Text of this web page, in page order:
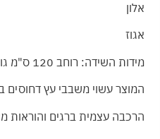
אלון
אגוז
מידות השידה: רוחב 120 ס"מ גובה 70 ס"מ עומק 40 ס"מ
המוצר עשוי משבבי עץ דחוסים
הרכבה עצמית ברגים והוראות